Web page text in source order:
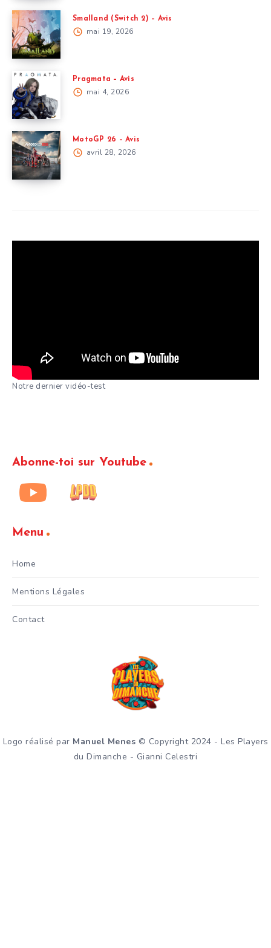
Smalland (Switch 2) – Avis
mai 19, 2026
Pragmata – Avis
mai 4, 2026
MotoGP 26 – Avis
avril 28, 2026
Notre dernier vidéo-test
Abonne-toi sur Youtube
Menu
Home
Mentions Légales
Contact
Logo réalisé par Manuel Menes © Copyright 2024 - Les Players
du Dimanche - Gianni Celestri